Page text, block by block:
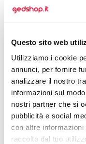
Questo sito web
Utilizziamo i cookie
annunci, per fornire
analizzare il nostro
informazioni sul
nostri partner che si
pubblicità e social
con altre
raccolto dal tuo
Domande e
Prodotti